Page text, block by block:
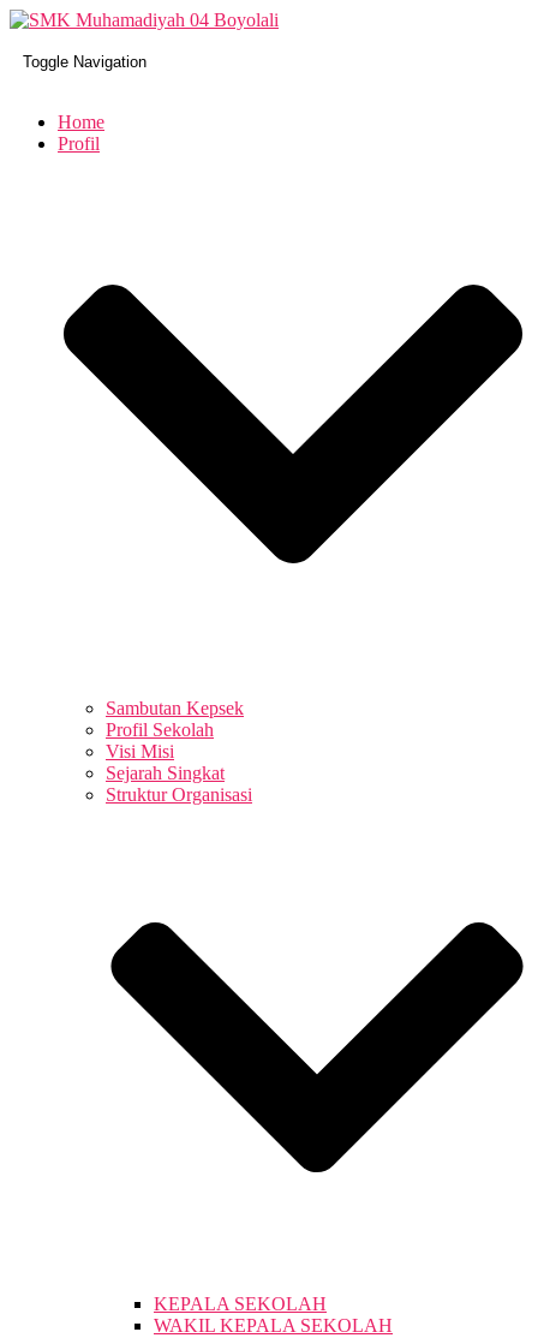
Toggle Navigation
Home
Profil
Sambutan Kepsek
Profil Sekolah
Visi Misi
Sejarah Singkat
Struktur Organisasi
KEPALA SEKOLAH
WAKIL KEPALA SEKOLAH